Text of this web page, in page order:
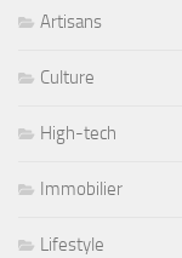
Artisans
Culture
High-tech
Immobilier
Lifestyle